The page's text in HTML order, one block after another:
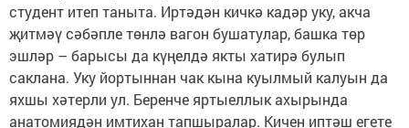
студент итеп таныта. Иртәдән кичкә кадәр уку, акча
җитмәү сәбәпле төнлә вагон бушатулар, башка төр
эшләр – барысы да күңелдә якты хатирә булып
саклана. Уку йортыннан чак кына куылмый калуын да
яхшы хәтерли ул. Беренче яртыеллык ахырында
анатомиядән имтихан тапшыралар. Кичен иптәш егете